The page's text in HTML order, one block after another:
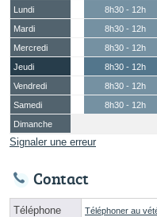
Lundi 8h30 - 12h
Mardi
8h30 - 12h
Mercredi
8h30 - 12h
Jeudi
8h30 - 12h
Vendredi
8h30 - 12h
Samedi
8h30 - 12h
Dimanche
Signaler une erreur
Contact
Téléphone Téléphoner au